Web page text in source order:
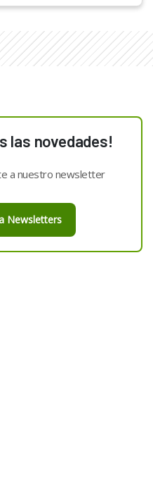
las novedades!
a nuestro newsletter
Newsletters